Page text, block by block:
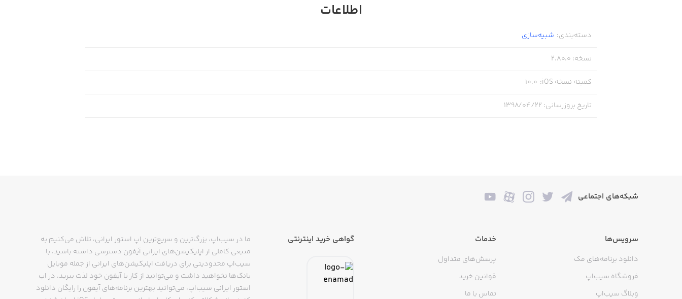
اطلاعات
دسته‌بندی: شبیه‌سازی
نسخه:
2.80.0
کمینه نسخه iOS :
10.0
تاریخ بروزرسانی: ۱۳۹۸/۰۴/۲۲
شبکه‌های اجتماعی
سرویس‌ها
دانلود برنامه‌های مک
فروشگاه سیب‌اپ
وبلاگ سیب‌اپ
خدمات
پرسش‌های متداول
قوانین خرید
تماس با ما
گواهی خرید اینترنتی
ما در سیب‌اپ، بزرگ‌ترین و سریع‌ترین اپ استور ایرانی، تلاش می‌کنیم به
منبعی کاملی از اپلیکیشن‌های ایرانی آیفون دسترسی داشته باشید. با
سیب‌اپ محدودیتی برای دریافت اپلیکیشن‌های ایرانی از جمله موبایل
بانک‌ها نخواهید داشت و می‌توانید از کار با آیفون خود لذت ببرید. در اپ
استور ایرانی سیب‌اپ، می‌توانید بهترین برنامه‌های آیفون را رایگان دانلود